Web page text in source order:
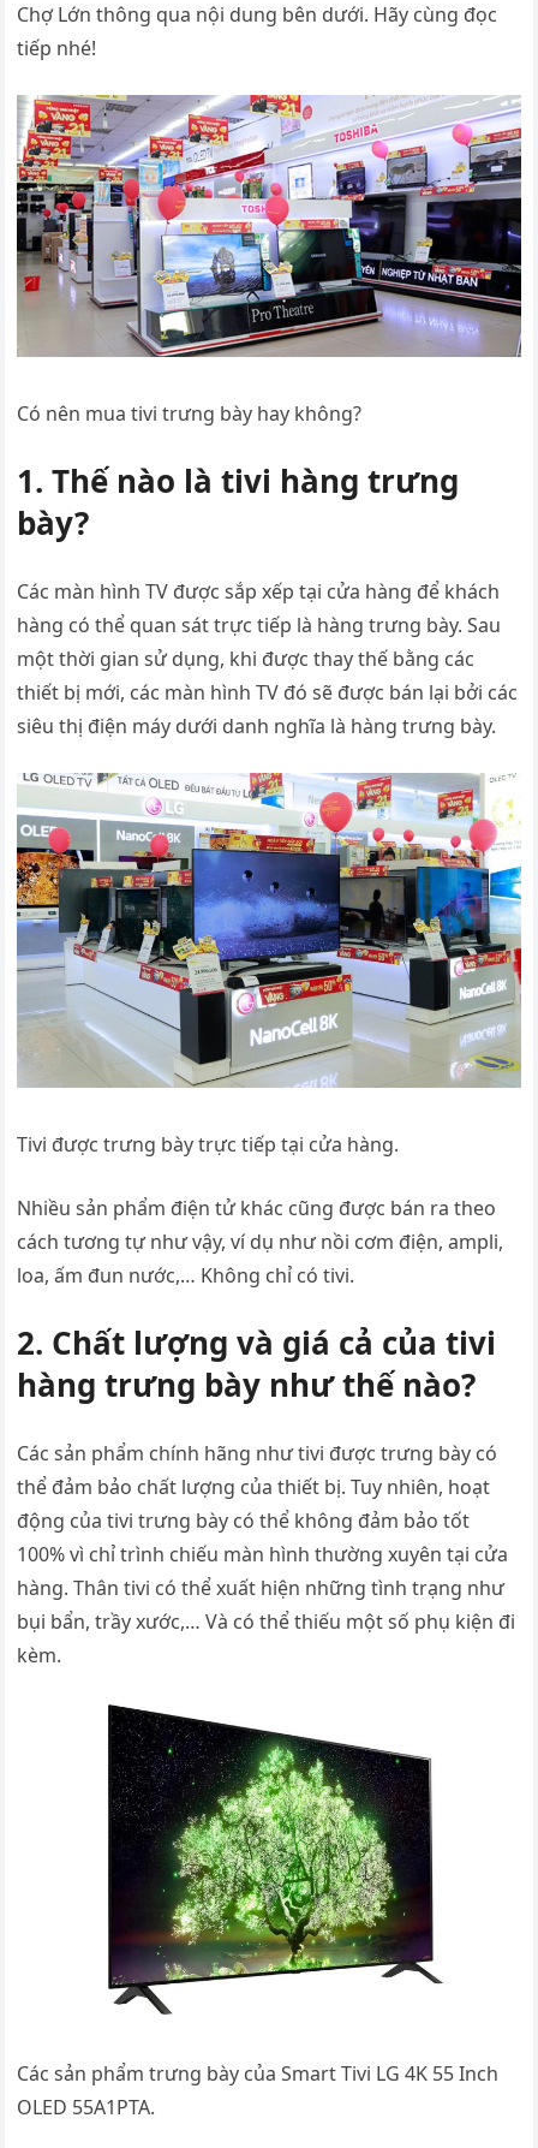
Chợ Lớn thông qua nội dung bên dưới. Hãy cùng đọc
tiếp nhé!
Có nên mua tivi trưng bày hay không?
1. Thế nào là tivi hàng trưng
bày?
Các màn hình TV được sắp xếp tại cửa hàng để khách
hàng có thể quan sát trực tiếp là hàng trưng bày. Sau
một thời gian sử dụng, khi được thay thế bằng các
thiết bị mới, các màn hình TV đó sẽ được bán lại bởi các
siêu thị điện máy dưới danh nghĩa là hàng trưng bày.
Tivi được trưng bày trực tiếp tại cửa hàng.
Nhiều sản phẩm điện tử khác cũng được bán ra theo
cách tương tự như vậy, ví dụ như nồi cơm điện, ampli,
loa, ấm đun nước,… Không chỉ có tivi.
2. Chất lượng và giá cả của tivi
hàng trưng bày như thế nào?
Các sản phẩm chính hãng như tivi được trưng bày có
thể đảm bảo chất lượng của thiết bị. Tuy nhiên, hoạt
động của tivi trưng bày có thể không đảm bảo tốt
100% vì chỉ trình chiếu màn hình thường xuyên tại cửa
hàng. Thân tivi có thể xuất hiện những tình trạng như
bụi bẩn, trầy xước,… Và có thể thiếu một số phụ kiện đi
kèm.
Các sản phẩm trưng bày của Smart Tivi LG 4K 55 Inch
OLED 55A1PTA.